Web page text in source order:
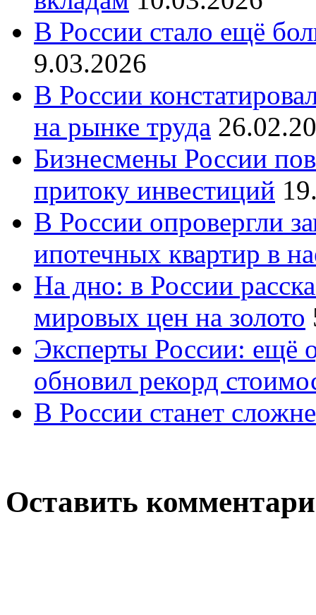
В России стало ещё
9.03.2026
В России
на рынке труда
Бизнесмены России
притоку инвестиций
В России опровергли
ипотечных квартир в
На дно: в России
мировых цен на золото
Эксперты России: ещё
обновил рекорд
В России станет
Оставить